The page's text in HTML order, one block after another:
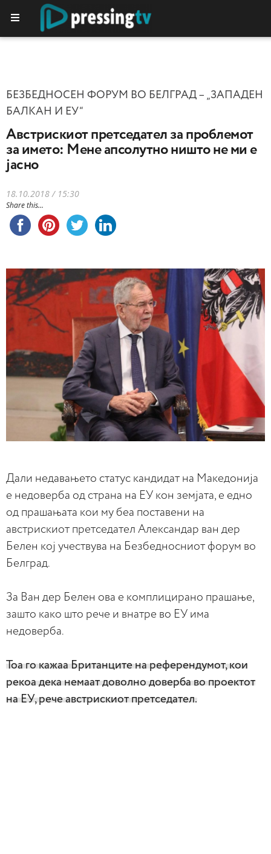
БЕЗБЕДНОСЕН ФОРУМ ВО БЕЛГРАД – „ЗАПАДЕН
БАЛКАН И ЕУ“
Австрискиот претседател за проблемот
за името: Мене апсолутно ништо не ми е
јасно
18.10.2018 / 15:30
Share this...
Дали недавањето статус кандидат на Македонија
е недоверба од страна на ЕУ кон земјата, е едно
од прашањата кои му беа поставени на
австрискиот претседател Александар ван дер
Белен кој учествува на Безбедносниот форум во
Белград.
За Ван дер Белен ова е комплицирано прашање,
зашто како што рече и внатре во ЕУ има
недоверба.
Тоа го кажаа Британците на референдумот, кои
рекоа дека немаат доволно доверба во проектот
на ЕУ, рече австрискиот претседател.